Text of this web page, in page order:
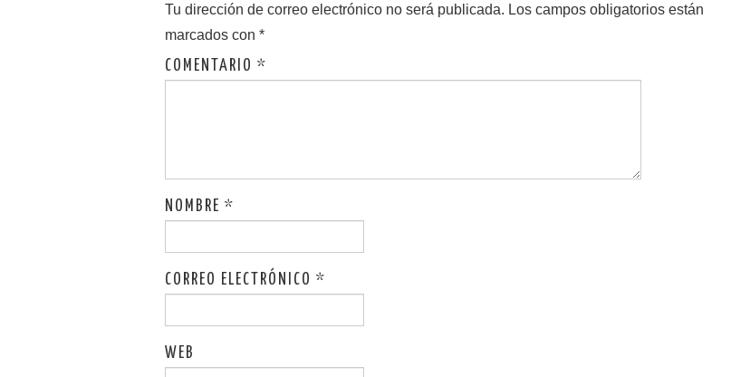
Tu dirección de correo electrónico no será publicada. Los campos obligatorios están
marcados con *
COMENTARIO *
NOMBRE *
CORREO ELECTRÓNICO *
WEB